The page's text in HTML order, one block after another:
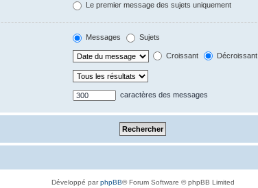
Le premier message des sujets uniquement
Messages Sujets
Croissant Décroissant
caractères des messages
Développé parphpBB® Forum Software © phpBB Limited